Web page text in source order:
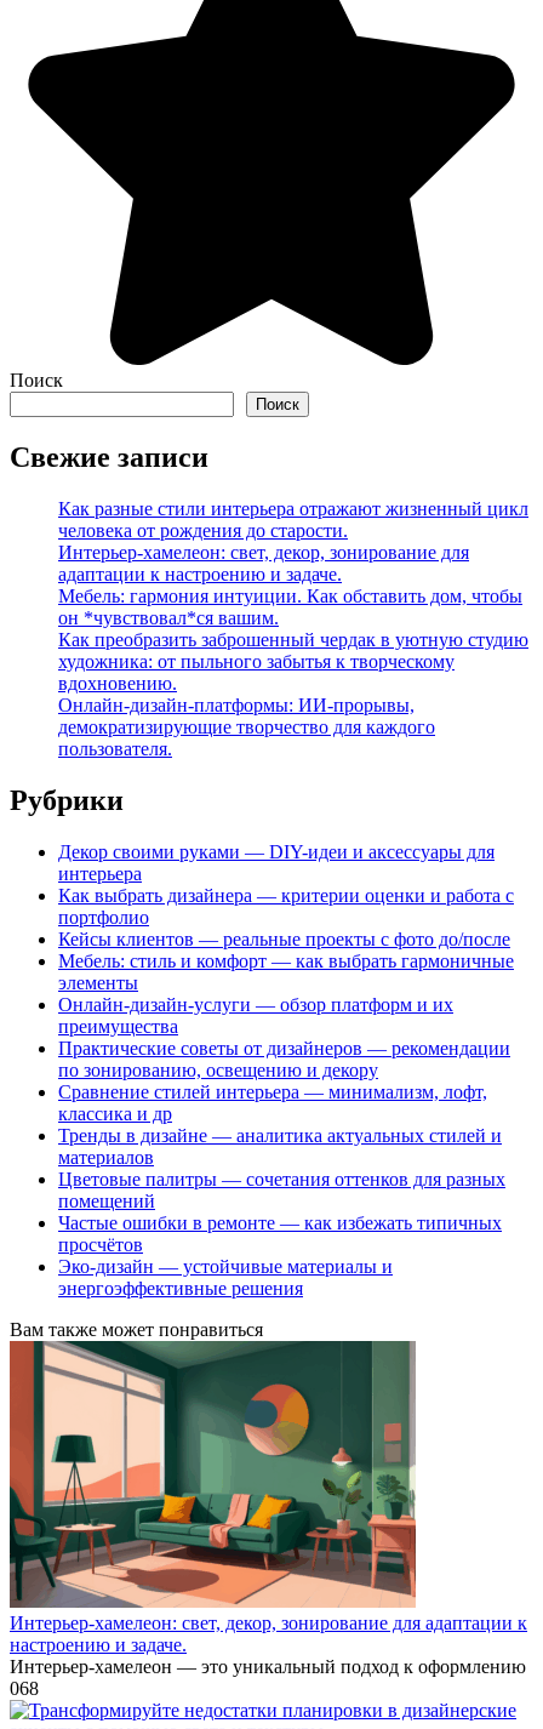
Поиск
Поиск
Свежие записи
Как разные стили интерьера отражают жизненный цикл
человека от рождения до старости.
Интерьер-хамелеон: свет, декор, зонирование для
адаптации к настроению и задаче.
Мебель: гармония интуиции. Как обставить дом, чтобы
он *чувствовал*ся вашим.
Как преобразить заброшенный чердак в уютную студию
художника: от пыльного забытья к творческому
вдохновению.
Онлайн-дизайн-платформы: ИИ-прорывы,
демократизирующие творчество для каждого
пользователя.
Рубрики
Декор своими руками — DIY-идеи и аксессуары для
интерьера
Как выбрать дизайнера — критерии оценки и работа с
портфолио
Кейсы клиентов — реальные проекты с фото до/после
Мебель: стиль и комфорт — как выбрать гармоничные
элементы
Онлайн-дизайн-услуги — обзор платформ и их
преимущества
Практические советы от дизайнеров — рекомендации
по зонированию, освещению и декору
Сравнение стилей интерьера — минимализм, лофт,
классика и др
Тренды в дизайне — аналитика актуальных стилей и
материалов
Цветовые палитры — сочетания оттенков для разных
помещений
Частые ошибки в ремонте — как избежать типичных
просчётов
Эко-дизайн — устойчивые материалы и
энергоэффективные решения
Вам также может понравиться
Интерьер-хамелеон: свет, декор, зонирование для адаптации к
настроению и задаче.
Интерьер-хамелеон — это уникальный подход к оформлению
068